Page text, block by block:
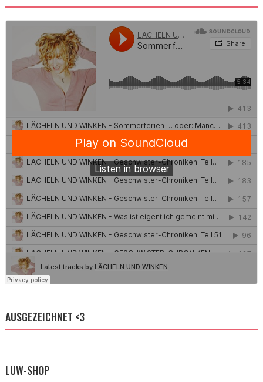
AUSGEZEICHNET <3
LUW-SHOP